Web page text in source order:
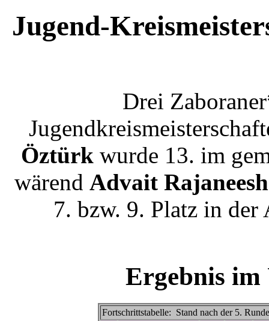
Jugend-
Drei
Öztürkwurde 13. im
wärend Advait Rajaneesh
7. bzw. 9. Platz in der
Ergebnis
Fortschrittstabelle: Stand nach der 5.